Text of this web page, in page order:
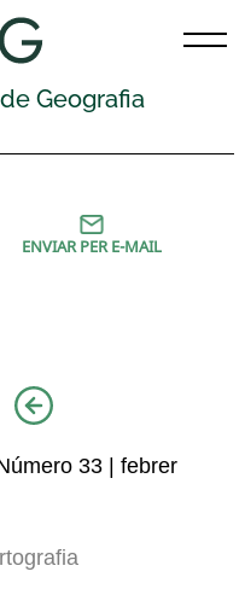
Geografia
ENVIAR PER E-MAIL
33 | febrer